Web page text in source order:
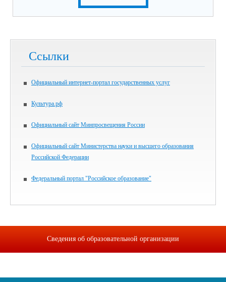
Ссылки
Официальный интернет-портал государственных услуг
Культура.рф
Официальный сайт Минпросвещения России
Официальный сайт Министерства науки и высшего образования
Российской Федерации
Федеральный портал "Российское образование"
Сведения об образовательной организации